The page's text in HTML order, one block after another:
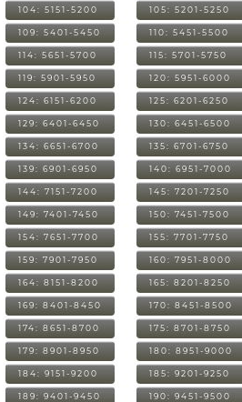
104: 5151-5200 105: 5201-5250
109: 5401-5450 110: 5451-5500
114: 5651-5700 115: 5701-5750
119: 5901-5950 120: 5951-6000
124: 6151-6200 125: 6201-6250
129: 6401-6450 130: 6451-6500
134: 6651-6700 135: 6701-6750
139: 6901-6950 140: 6951-7000
144: 7151-7200 145: 7201-7250
149: 7401-7450 150: 7451-7500
154: 7651-7700 155: 7701-7750
159: 7901-7950 160: 7951-8000
164: 8151-8200 165: 8201-8250
169: 8401-8450 170: 8451-8500
174: 8651-8700 175: 8701-8750
179: 8901-8950 180: 8951-9000
184: 9151-9200 185: 9201-9250
189: 9401-9450 190: 9451-9500